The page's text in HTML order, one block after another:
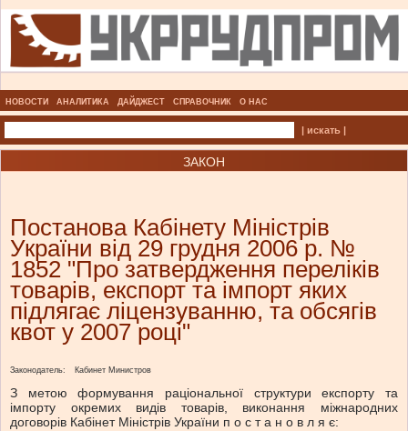
НОВОСТИ АНАЛИТИКА ДАЙДЖЕСТ СПРАВОЧНИК О НАС
| искать |
ЗАКОН
Постанова Кабінету Міністрів
України від 29 грудня 2006 р. №
1852 "Про затвердження переліків
товарів, експорт та імпорт яких
підлягає ліцензуванню, та обсягів
квот у 2007 році"
Законодатель: Кабинет Министров
З метою формування раціональної структури експорту та
імпорту окремих видів товарів, виконання міжнародних
договорів Кабінет Міністрів України п о с т а н о в л я є: